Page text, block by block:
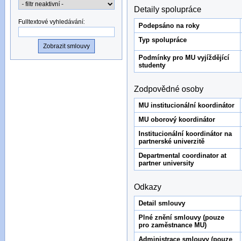
Fulltextové vyhledávání:
Detaily spolupráce
Podepsáno na roky
Typ spolupráce
Podmínky pro MU vyjíždějící
studenty
Zodpovědné osoby
MU institucionální koordinátor
MU oborový koordinátor
Institucionální koordinátor na
partnerské univerzitě
Departmental coordinator at
partner university
Odkazy
Detail smlouvy
Plné znění smlouvy (pouze
pro zaměstnance MU)
Administrace smlouvy (pouze